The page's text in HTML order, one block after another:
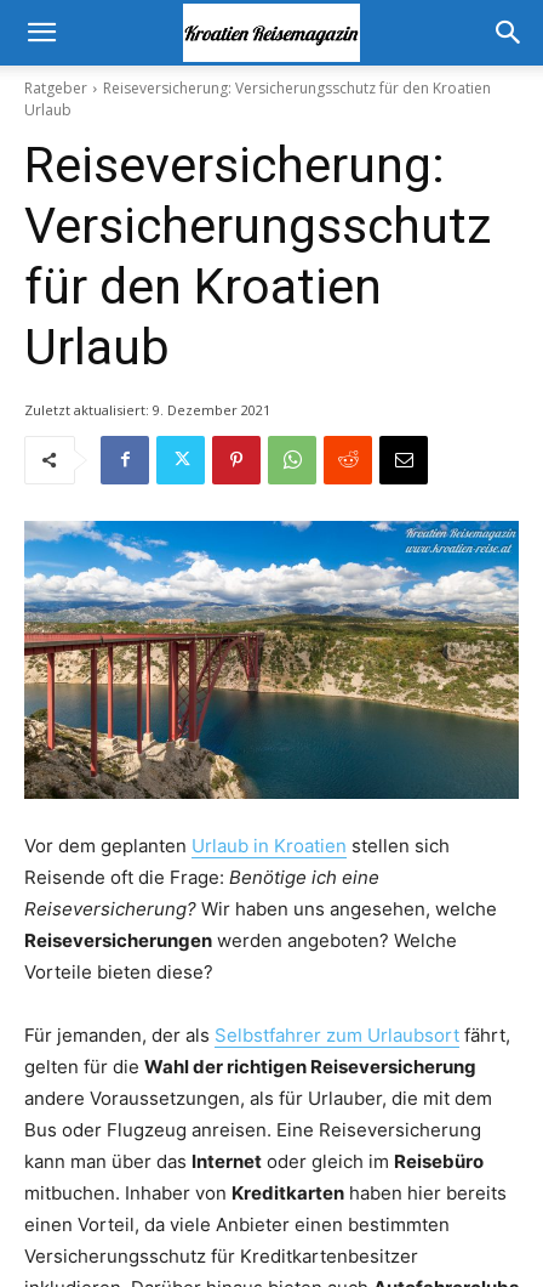
Ratgeber
Reiseversicherung: Versicherungsschutz für den Kroatien
Urlaub
Reiseversicherung:
Versicherungsschutz
für den Kroatien
Urlaub
Zuletzt aktualisiert: 9. Dezember 2021
Vor dem geplanten Urlaub in Kroatien stellen sich
Reisende oft die Frage: Benötige ich eine
Reiseversicherung? Wir haben uns angesehen, welche
Reiseversicherungen werden angeboten? Welche
Vorteile bieten diese?
Für jemanden, der als Selbstfahrer zum Urlaubsort fährt,
gelten für die Wahl der richtigen Reiseversicherung
andere Voraussetzungen, als für Urlauber, die mit dem
Bus oder Flugzeug anreisen. Eine Reiseversicherung
kann man über das Internet oder gleich im Reisebüro
mitbuchen. Inhaber von Kreditkarten haben hier bereits
einen Vorteil, da viele Anbieter einen bestimmten
Versicherungsschutz für Kreditkartenbesitzer